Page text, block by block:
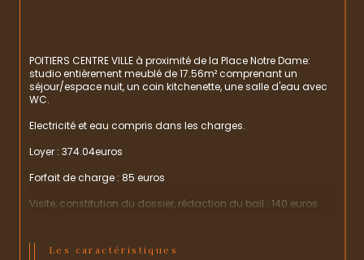
POITIERS CENTRE VILLE à proximité de la Place Notre Dame:
studio entièrement meublé de 17.56m² comprenant un
séjour/espace nuit, un coin kitchenette, une salle d'eau avec
WC.
Electricité et eau compris dans les charges.
Loyer : 374.04euros
Forfait de charge : 85 euros
Visite, constitution du dossier, rédaction du bail : 140 euros
LIBRE Les caractéristiques